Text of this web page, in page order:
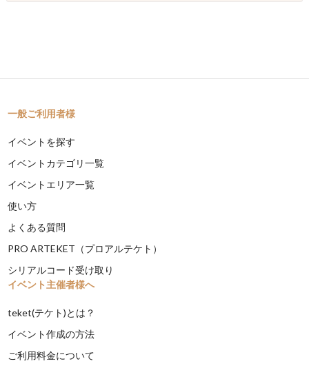
一般ご利用者様
イベントを探す
イベントカテゴリ一覧
イベントエリア一覧
使い方
よくある質問
PRO ARTEKET（プロアルテケト）
シリアルコード受け取り
イベント主催者様へ
teket(テケト)とは？
イベント作成の方法
ご利用料金について